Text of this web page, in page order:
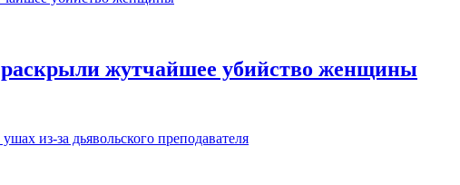
раскрыли жутчайшее убийство женщины